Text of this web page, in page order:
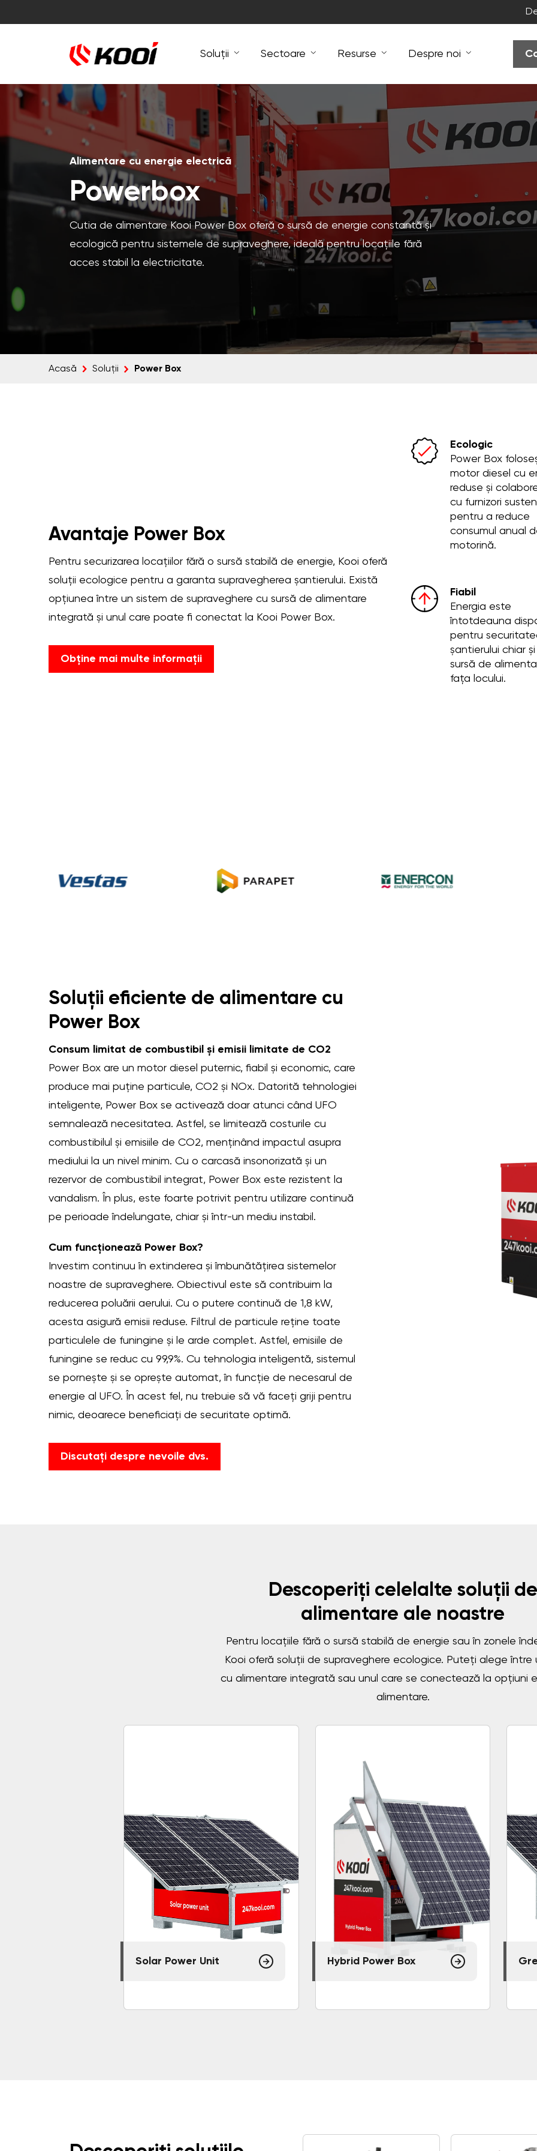
Soluții Sectoare Resurse Despre noi
Alimentare cu energie electrică
Powerbox
Cutia de alimentare Kooi Power Box oferă o sursă de energie constantă și
ecologică pentru sistemele de supraveghere, ideală pentru locațiile fără
acces stabil la electricitate.
Acasă Soluții Power Box
Avantaje Power Box
Pentru securizarea locațiilor fără o sursă stabilă de energie, Kooi oferă
soluții ecologice pentru a garanta supravegherea șantierului. Există
opțiunea între un sistem de supraveghere cu sursă de alimentare
integrată și unul care poate fi conectat la Kooi Power Box.
Obține mai multe informații
Ecologic
Power Box
motor diesel cu
reduse și
cu furnizori
pentru a reduce
consumul anual
motorină.
Fiabil
Energia este
întotdeauna
pentru
șantierului chiar
sursă de
fața locului.
Soluții eficiente de alimentare cu
Power Box
Consum limitat de combustibil și emisii limitate de CO2
Power Box are un motor diesel puternic, fiabil și economic, care
produce mai puține particule, CO2 și NOx. Datorită tehnologiei
inteligente, Power Box se activează doar atunci când UFO
semnalează necesitatea. Astfel, se limitează costurile cu
combustibilul și emisiile de CO2, menținând impactul asupra
mediului la un nivel minim. Cu o carcasă insonorizată și un
rezervor de combustibil integrat, Power Box este rezistent la
vandalism. În plus, este foarte potrivit pentru utilizare continuă
pe perioade îndelungate, chiar și într-un mediu instabil.
Cum funcționează Power Box?
Investim continuu în extinderea și îmbunătățirea sistemelor
noastre de supraveghere. Obiectivul este să contribuim la
reducerea poluării aerului. Cu o putere continuă de 1,8 kW,
acesta asigură emisii reduse. Filtrul de particule reține toate
particulele de funingine și le arde complet. Astfel, emisiile de
funingine se reduc cu 99,9%. Cu tehnologia inteligentă, sistemul
se pornește și se oprește automat, în funcție de necesarul de
energie al UFO. În acest fel, nu trebuie să vă faceți griji pentru
nimic, deoarece beneficiați de securitate optimă.
Discutați despre nevoile dvs.
Descoperiți celelalte soluții de
alimentare ale noastre
Pentru locațiile fără o sursă stabilă de energie sau în zonele
Kooi oferă soluții de supraveghere ecologice. Puteți alege între
cu alimentare integrată sau unul care se conectează la opțiuni
alimentare.
Solar Power Unit Hybrid Power Box